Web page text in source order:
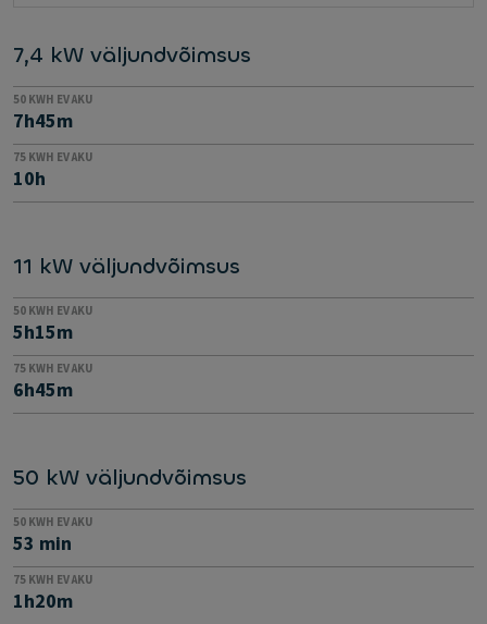
7,4 kW väljundvõimsus
50 KWH EV AKU
7h45m
75 KWH EV AKU
10h
11 kW väljundvõimsus
50 KWH EV AKU
5h15m
75 KWH EV AKU
6h45m
50 kW väljundvõimsus
50 KWH EV AKU
53 min
75 KWH EV AKU
1h20m